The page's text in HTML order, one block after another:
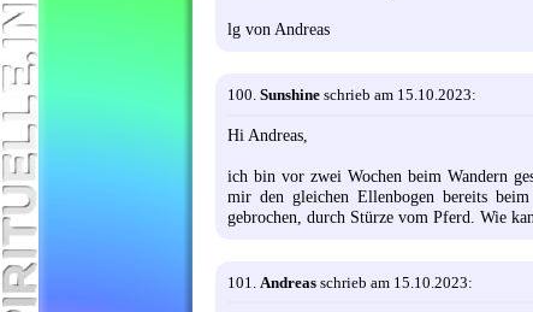
lg von Andreas
100. Sunshine schrieb am 15.10.2023:
Hi Andreas,
ich bin vor zwei Wochen beim Wandern
mir den gleichen Ellenbogen bereits beim
gebrochen, durch Stürze vom Pferd. Wie
101. Andreas schrieb am 15.10.2023: